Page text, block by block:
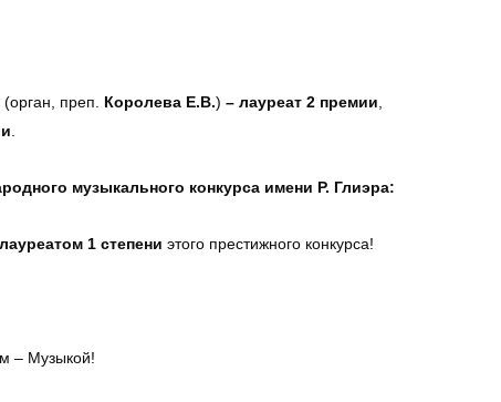
(орган, преп. Королева Е.В.) – лауреат 2 премии,
музыкального конкурса имени Р. Глиэра:
лауреатом 1 степени этого престижного конкурса!
– Музыкой!